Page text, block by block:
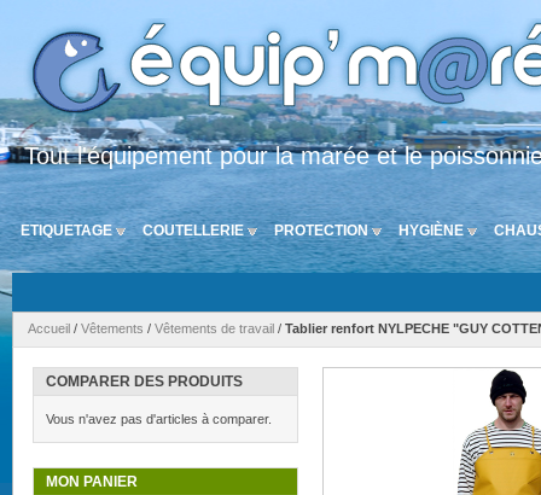
Tout l'équipement pour la marée et le
ETIQUETAGE COUTELLERIE PROTECTION HYGIÈNE
Accueil / Vêtements / Vêtements de travail / Tablier renfort NYLPECHE "GUY
COMPARER DES PRODUITS
Vous n'avez pas d'articles à comparer.
MON PANIER